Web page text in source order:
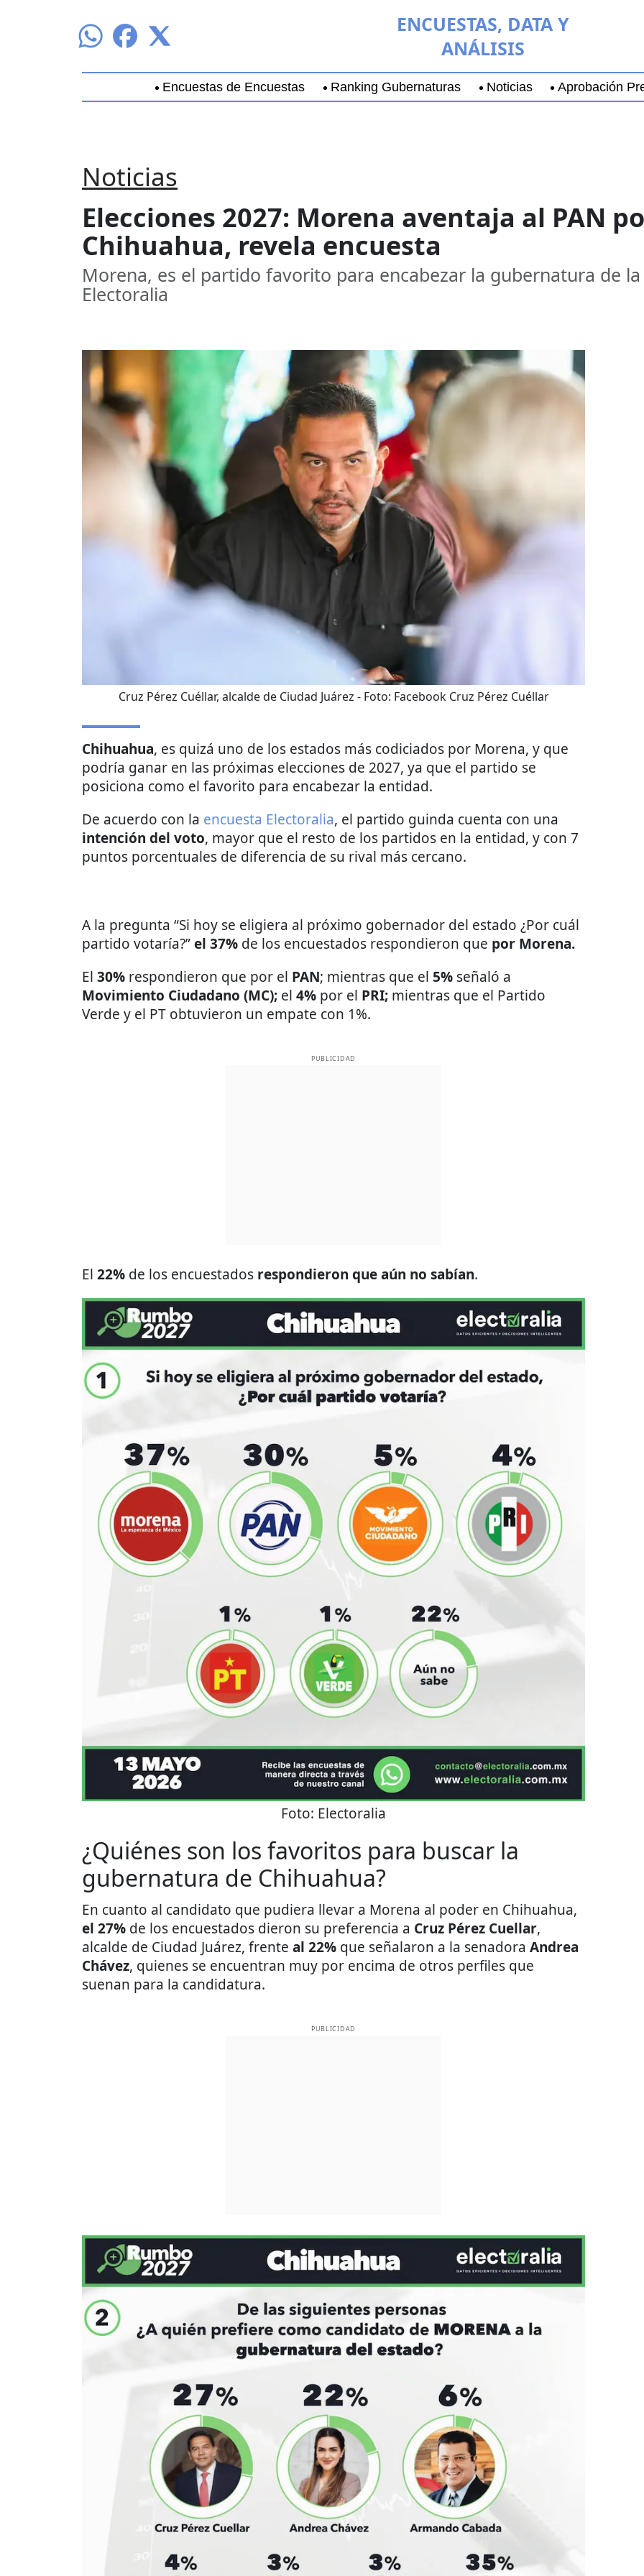
ENCUESTAS, DATA Y
ANÁLISIS
Encuestas de Encuestas Ranking Gubernaturas Noticias Aprobación
Noticias
Elecciones 2027: Morena aventaja al PAN
Chihuahua, revela encuesta
Morena, es el partido favorito para encabezar la gubernatura de
Electoralia
Cruz Pérez Cuéllar , alcalde de Ciudad Juárez - Foto: Facebook Cruz Pérez Cuéllar
Chihuahua, es quizá uno de los estados más codiciados por Morena, y que
podría ganar en las próximas elecciones de 2027, ya que el partido se
posiciona como el favorito para encabezar la entidad.
De acuerdo con la encuesta Electoralia, el partido guinda cuenta con una
intención del voto, mayor que el resto de los partidos en la entidad, y con 7
puntos porcentuales de diferencia de su rival más cercano.
A la pregunta “Si hoy se eligiera al próximo gobernador del estado ¿Por cuál
partido votaría?”el 37% de los encuestados respondieron que por Morena.
El 30% respondieron que por el PAN; mientras que el 5% señaló a
Movimiento Ciudadano (MC); el 4% por el PRI; mientras que el Partido
Verde y el PT obtuvieron un empate con 1%.
PUBLICIDAD
El 22% de los encuestados respondieron que aún no sabían.
Foto: Electoralia
¿Quiénes son los favoritos para buscar la
gubernatura de Chihuahua?
En cuanto al candidato que pudiera llevar a Morena al poder en Chihuahua,
el 27% de los encuestados dieron su preferencia a Cruz Pérez Cuellar,
alcalde de Ciudad Juárez, frente al 22% que señalaron a la senadora Andrea
Chávez, quienes se encuentran muy por encima de otros perfiles que
suenan para la candidatura.
PUBLICIDAD